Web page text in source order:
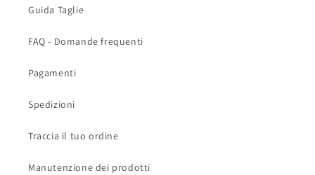
Guida Taglie
FAQ - Domande frequenti
Pagamenti
Spedizioni
Traccia il tuo ordine
Manutenzione dei prodotti